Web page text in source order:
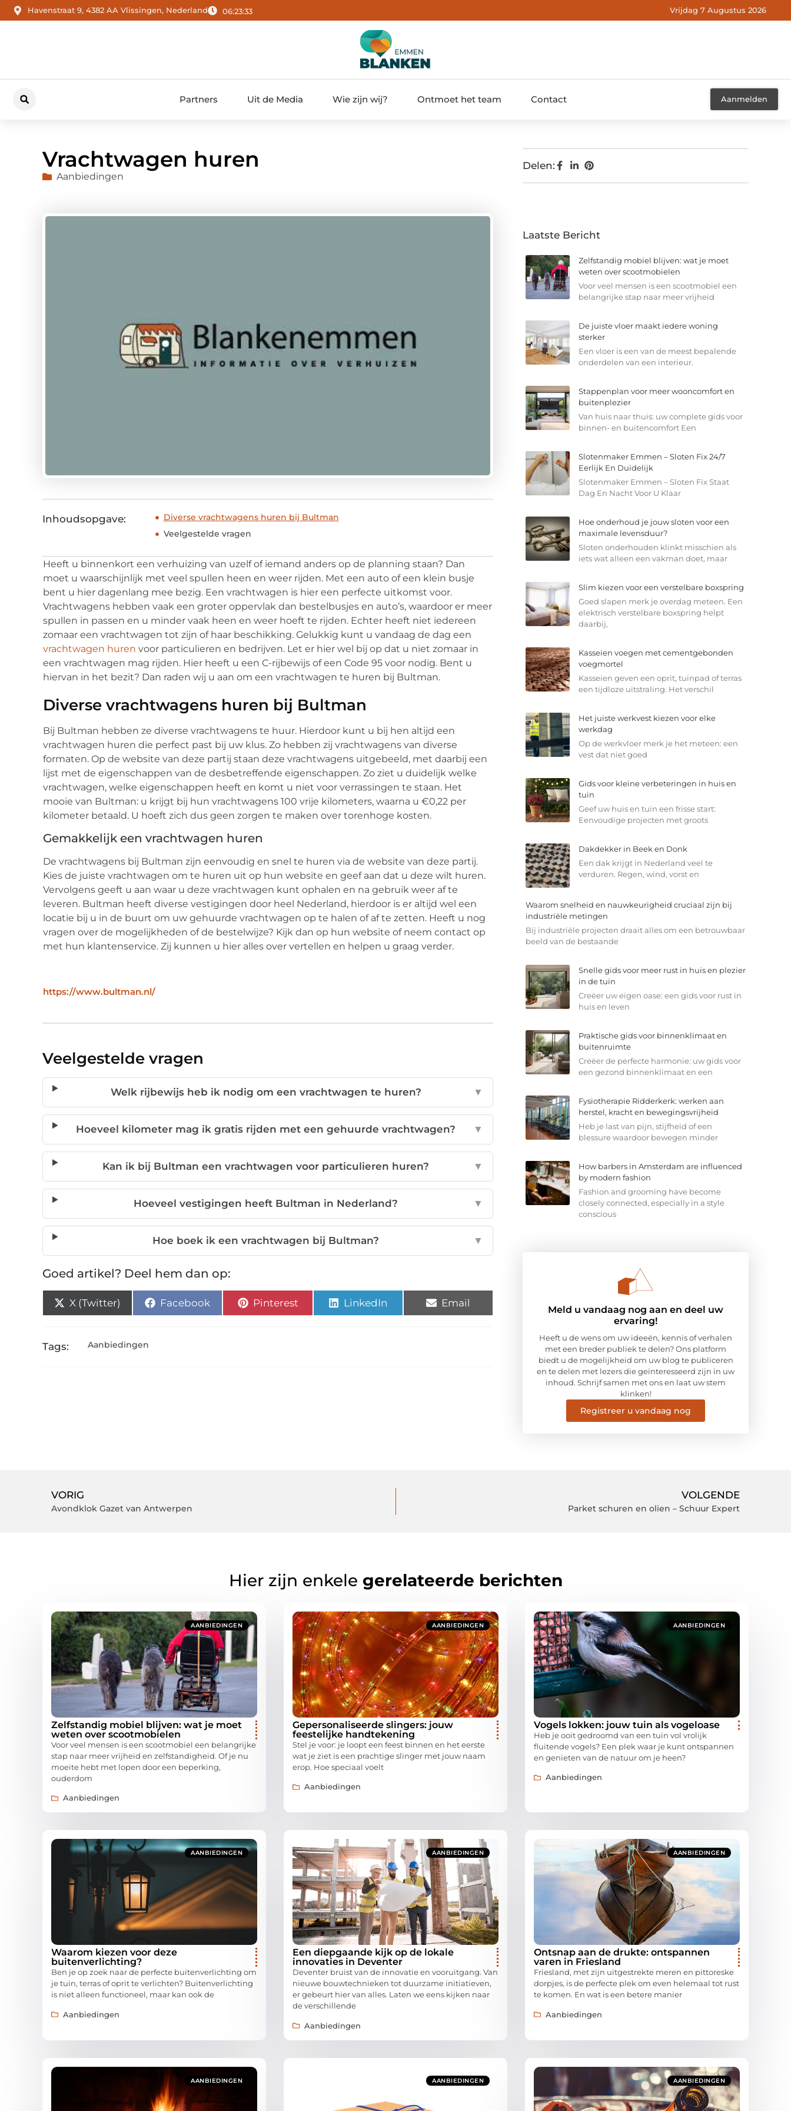
Havenstraat 9, 4382 AA Vlissingen, Nederland 06:23:35 Vrijdag 7 Augustus 2026
Partners Uit de Media Wie zijn wij? Ontmoet het team Contact Aanmelden
Vrachtwagen huren
Aanbiedingen
Inhoudsopgave:
Diverse vrachtwagens huren bij Bultman
Veelgestelde vragen
Heeft u binnenkort een verhuizing van uzelf of iemand anders op de planning staan? Dan
moet u waarschijnlijk met veel spullen heen en weer rijden. Met een auto of een klein busje
bent u hier dagenlang mee bezig. Een vrachtwagen is hier een perfecte uitkomst voor.
Vrachtwagens hebben vaak een groter oppervlak dan bestelbusjes en auto’s, waardoor er meer
spullen in passen en u minder vaak heen en weer hoeft te rijden. Echter heeft niet iedereen
zomaar een vrachtwagen tot zijn of haar beschikking. Gelukkig kunt u vandaag de dag een
vrachtwagen huren voor particulieren en bedrijven. Let er hier wel bij op dat u niet zomaar in
een vrachtwagen mag rijden. Hier heeft u een C-rijbewijs of een Code 95 voor nodig. Bent u
hiervan in het bezit? Dan raden wij u aan om een vrachtwagen te huren bij Bultman.
Diverse vrachtwagens huren bij Bultman
Bij Bultman hebben ze diverse vrachtwagens te huur. Hierdoor kunt u bij hen altijd een
vrachtwagen huren die perfect past bij uw klus. Zo hebben zij vrachtwagens van diverse
formaten. Op de website van deze partij staan deze vrachtwagens uitgebeeld, met daarbij een
lijst met de eigenschappen van de desbetreffende eigenschappen. Zo ziet u duidelijk welke
vrachtwagen, welke eigenschappen heeft en komt u niet voor verrassingen te staan. Het
mooie van Bultman: u krijgt bij hun vrachtwagens 100 vrije kilometers, waarna u €0,22 per
kilometer betaald. U hoeft zich dus geen zorgen te maken over torenhoge kosten.
Gemakkelijk een vrachtwagen huren
De vrachtwagens bij Bultman zijn eenvoudig en snel te huren via de website van deze partij.
Kies de juiste vrachtwagen om te huren uit op hun website en geef aan dat u deze wilt huren.
Vervolgens geeft u aan waar u deze vrachtwagen kunt ophalen en na gebruik weer af te
leveren. Bultman heeft diverse vestigingen door heel Nederland, hierdoor is er altijd wel een
locatie bij u in de buurt om uw gehuurde vrachtwagen op te halen of af te zetten. Heeft u nog
vragen over de mogelijkheden of de bestelwijze? Kijk dan op hun website of neem contact op
met hun klantenservice. Zij kunnen u hier alles over vertellen en helpen u graag verder.
https://www.bultman.nl/
Veelgestelde vragen
Welk rijbewijs heb ik nodig om een vrachtwagen te huren? ▼
Hoeveel kilometer mag ik gratis rijden met een gehuurde vrachtwagen? ▼
Kan ik bij Bultman een vrachtwagen voor particulieren huren? ▼
Hoeveel vestigingen heeft Bultman in Nederland? ▼
Hoe boek ik een vrachtwagen bij Bultman? ▼
Goed artikel? Deel hem dan op:
X (Twitter) Facebook Pinterest LinkedIn Email
Tags: Aanbiedingen
Delen:
Laatste Bericht
Zelfstandig mobiel blijven: wat je moet
weten over scootmobielen
Voor veel mensen is een scootmobiel een
belangrijke stap naar meer vrijheid
De juiste vloer maakt iedere woning
sterker
Een vloer is een van de meest bepalende
onderdelen van een interieur.
Stappenplan voor meer wooncomfort en
buitenplezier
Van huis naar thuis: uw complete gids voor
binnen- en buitencomfort Een
Slotenmaker Emmen – Sloten Fix 24/7
Eerlijk En Duidelijk
Slotenmaker Emmen – Sloten Fix Staat
Dag En Nacht Voor U Klaar
Hoe onderhoud je jouw sloten voor een
maximale levensduur?
Sloten onderhouden klinkt misschien als
iets wat alleen een vakman doet, maar
Slim kiezen voor een verstelbare boxspring
Goed slapen merk je overdag meteen. Een
elektrisch verstelbare boxspring helpt
daarbij,
Kasseien voegen met cementgebonden
voegmortel
Kasseien geven een oprit, tuinpad of terras
een tijdloze uitstraling. Het verschil
Het juiste werkvest kiezen voor elke
werkdag
Op de werkvloer merk je het meteen: een
vest dat niet goed
Gids voor kleine verbeteringen in huis en
tuin
Geef uw huis en tuin een frisse start:
Eenvoudige projecten met groots
Dakdekker in Beek en Donk
Een dak krijgt in Nederland veel te
verduren. Regen, wind, vorst en
Waarom snelheid en nauwkeurigheid cruciaal zijn bij
industriële metingen
Bij industriële projecten draait alles om een betrouwbaar
beeld van de bestaande
Snelle gids voor meer rust in huis en plezier
in de tuin
Creëer uw eigen oase: een gids voor rust in
huis en leven
Praktische gids voor binnenklimaat en
buitenruimte
Creëer de perfecte harmonie: uw gids voor
een gezond binnenklimaat en een
Fysiotherapie Ridderkerk: werken aan
herstel, kracht en bewegingsvrijheid
Heb je last van pijn, stijfheid of een
blessure waardoor bewegen minder
How barbers in Amsterdam are influenced
by modern fashion
Fashion and grooming have become
closely connected, especially in a style
conscious
Meld u vandaag nog aan en deel uw
ervaring!
Heeft u de wens om uw ideeën, kennis of verhalen
met een breder publiek te delen? Ons platform
biedt u de mogelijkheid om uw blog te publiceren
en te delen met lezers die geïnteresseerd zijn in uw
inhoud. Schrijf samen met ons en laat uw stem
klinken!
Registreer u vandaag nog
VORIG
Avondklok Gazet van Antwerpen
VOLGENDE
Parket schuren en olien – Schuur Expert
Hier zijn enkele gerelateerde berichten
AANBIEDINGEN
Zelfstandig mobiel blijven: wat je moet
weten over scootmobielen
Voor veel mensen is een scootmobiel een belangrijke
stap naar meer vrijheid en zelfstandigheid. Of je nu
moeite hebt met lopen door een beperking,
ouderdom
Aanbiedingen
AANBIEDINGEN
Gepersonaliseerde slingers: jouw
feestelijke handtekening
Stel je voor: je loopt een feest binnen en het eerste
wat je ziet is een prachtige slinger met jouw naam
erop. Hoe speciaal voelt
Aanbiedingen
AANBIEDINGEN
Vogels lokken: jouw tuin als vogeloase
Heb je ooit gedroomd van een tuin vol vrolijk
fluitende vogels? Een plek waar je kunt ontspannen
en genieten van de natuur om je heen?
Aanbiedingen
AANBIEDINGEN
Waarom kiezen voor deze
buitenverlichting?
Ben je op zoek naar de perfecte buitenverlichting om
je tuin, terras of oprit te verlichten? Buitenverlichting
is niet alleen functioneel, maar kan ook de
Aanbiedingen
AANBIEDINGEN
Een diepgaande kijk op de lokale
innovaties in Deventer
Deventer bruist van de innovatie en vooruitgang. Van
nieuwe bouwtechnieken tot duurzame initiatieven,
er gebeurt hier van alles. Laten we eens kijken naar
de verschillende
Aanbiedingen
AANBIEDINGEN
Ontsnap aan de drukte: ontspannen
varen in Friesland
Friesland, met zijn uitgestrekte meren en pittoreske
dorpjes, is de perfecte plek om even helemaal tot rust
te komen. En wat is een betere manier
Aanbiedingen
AANBIEDINGEN AANBIEDINGEN AANBIEDINGEN